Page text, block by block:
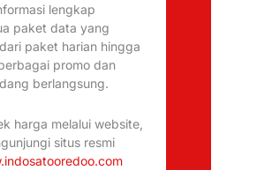
lengkap
paket data yang
paket harian hingga
promo dan
berlangsung.
harga melalui website,
situs resmi